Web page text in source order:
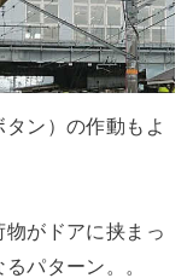
ン）の作動もよ
がドアに挟まっ
パターン。。